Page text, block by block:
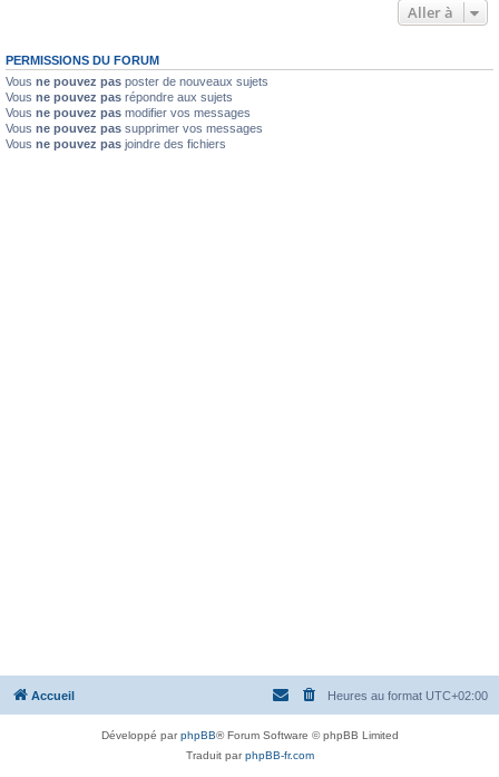
Aller à
PERMISSIONS DU FORUM
Vous ne pouvez pas poster de nouveaux sujets
Vous ne pouvez pas répondre aux sujets
Vous ne pouvez pas modifier vos messages
Vous ne pouvez pas supprimer vos messages
Vous ne pouvez pas joindre des fichiers
Accueil Heures au format UTC+02:00
Développé parphpBB® Forum Software © phpBB Limited
Traduit parphpBB-fr.com